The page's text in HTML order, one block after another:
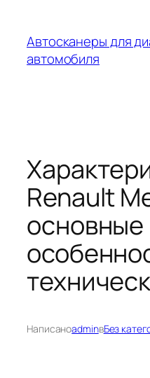
содержимому
Автосканеры для
автомобиля
Renault
основные
НаписаноadminвБез